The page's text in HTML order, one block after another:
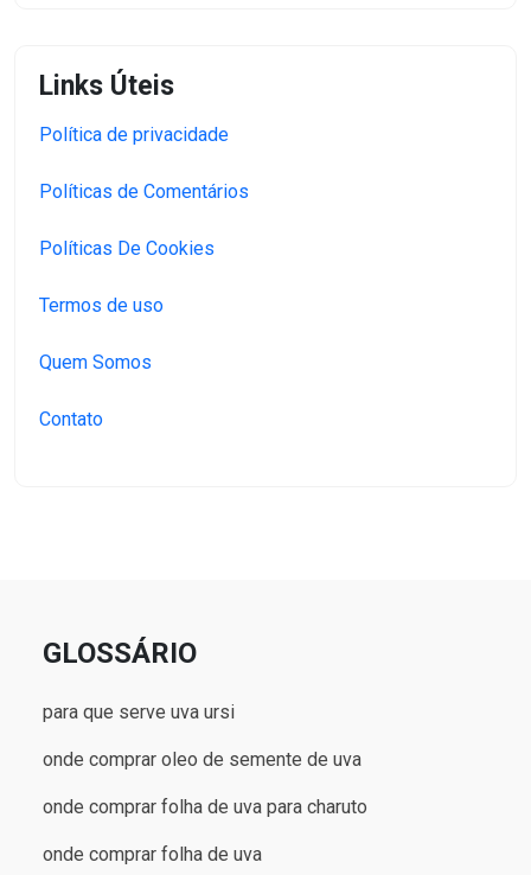
Links Úteis
Política de privacidade
Políticas de Comentários
Políticas De Cookies
Termos de uso
Quem Somos
Contato
GLOSSÁRIO
para que serve uva ursi
onde comprar oleo de semente de uva
onde comprar folha de uva para charuto
onde comprar folha de uva